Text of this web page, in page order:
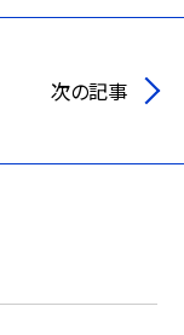
次の記事